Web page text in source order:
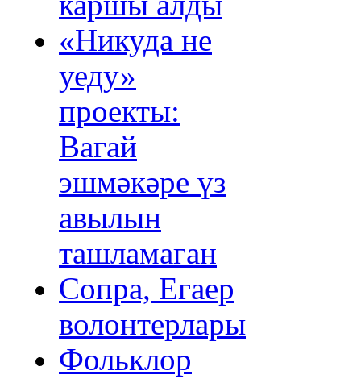
«Никуда не
уеду»
проекты:
Вагай
эшмәкәре үз
авылын
ташламаган
Сопра, Егаер
волонтерлары
Фольклор